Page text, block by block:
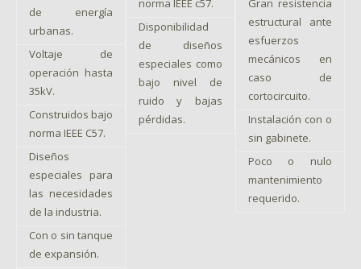
de energía
urbanas.
Voltaje de
operación hasta
35kV.
Construidos bajo
norma IEEE C57.
Diseños
especiales para
las necesidades
de la industria.
Con o sin tanque
de expansión.
norma IEEE c57.
Disponibilidad
de diseños
especiales como
bajo nivel de
ruido y bajas
pérdidas.
Gran resistencia
estructural ante
esfuerzos
mecánicos en
caso de
cortocircuito.
Instalación con o
sin gabinete.
Poco o nulo
mantenimiento
requerido.